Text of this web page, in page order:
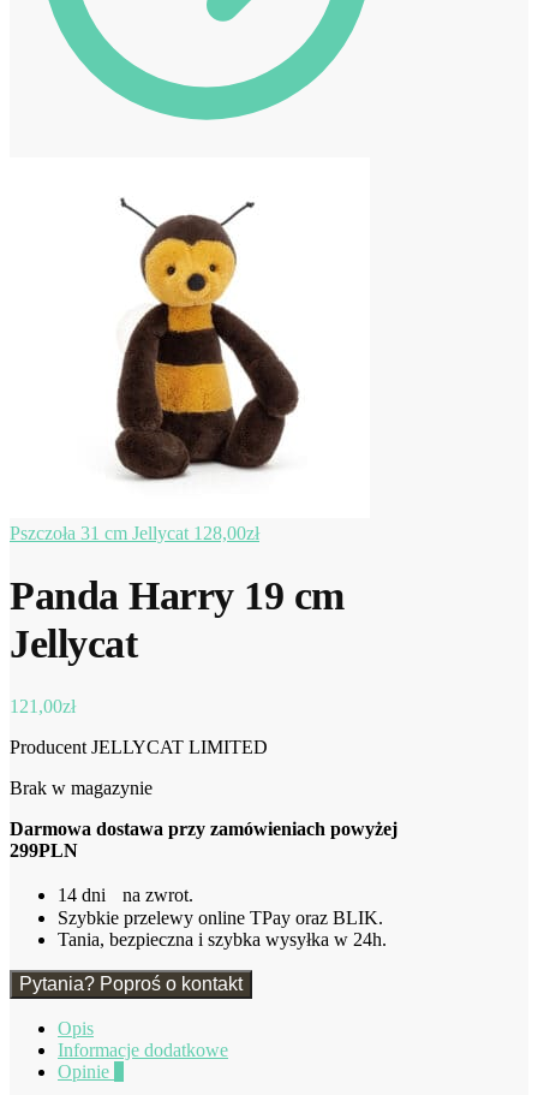
Pszczoła 31 cm Jellycat 128,00zł
Panda Harry 19 cm
Jellycat
121,00zł
Producent JELLYCAT LIMITED
Brak w magazynie
Darmowa dostawa przy zamówieniach powyżej
299PLN
14 dni na zwrot.
Szybkie przelewy online TPay oraz BLIK.
Tania, bezpieczna i szybka wysyłka w 24h.
Pytania? Poproś o kontakt
Opis
Informacje dodatkowe
Opinie